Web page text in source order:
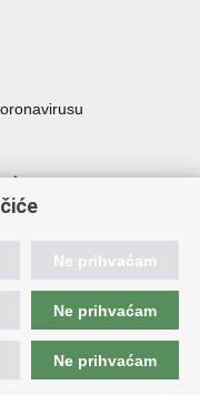
kriminaliteta
Ne prihvaćam
Ne prihvaćam
Ne prihvaćam